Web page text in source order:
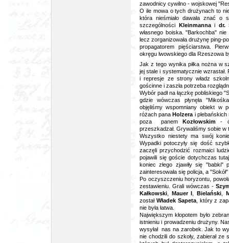
zawodnicy cywilno - wojskowej
O ile mowa o tych drużynach to
która nieśmiało dawała znać o
szczególności Kleinmannai dr.
własnego boiska. "Barkochba"
lecz zorganizowała drużynę ping-
propagatorem pięściarstwa.
okręgu lwowskiego dla Rzeszowa
Jak z tego wynika piłka nożna w
jej stale i systematycznie
i represje ze strony władz
gościnne i zaszła potrzeba
Wybór padł na łączkę pobliskiego
gdzie wówczas płynęła
objęliśmy wspomniany obiekt w
różach panaHolzera i plebańskich
poza panemKozłowskim -
przeszkadzał. Grywaliśmy sobie w
Wszystko niestety ma swój
Wypadki potoczyły się dość
zaczęli przychodzić rozmaici
pojawili się goście dotychczas
koniec złego zjawiły się
zainteresowała się policja, a
Po oczyszczeniu horyzontu,
zestawieniu. Grali wówczas -
Kałkowski
Mauer I ,Bielański
został Władek Sapeta, który z
nie była łatwa.
Największym kłopotem było
istnieniu i prowadzeniu drużyny.
wysyłał nas na zarobek. Jak to
nie chodzili do szkoły, zabierał